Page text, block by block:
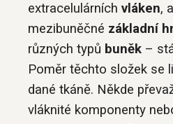
extracelulárních vláken,
mezibuněčné základní
různých typů buněk –
Poměr těchto složek se
dané tkáně. Někde
vláknité komponenty